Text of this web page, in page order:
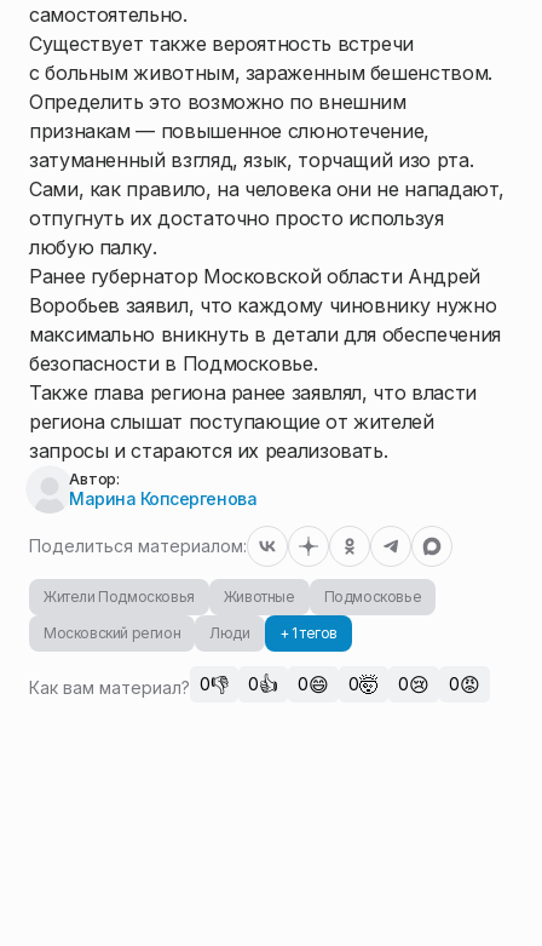
самостоятельно.
Существует также вероятность встречи
с больным животным, зараженным бешенством.
Определить это возможно по внешним
признакам — повышенное слюнотечение,
затуманенный взгляд, язык, торчащий изо рта.
Сами, как правило, на человека они не нападают,
отпугнуть их достаточно просто используя
любую палку.
Ранее губернатор Московской области Андрей
Воробьев заявил, что каждому чиновнику нужно
максимально вникнуть в детали для обеспечения
безопасности в Подмосковье.
Также глава региона ранее заявлял, что власти
региона слышат поступающие от жителей
запросы и стараются их реализовать.
Автор:
Марина Копсергенова
Поделиться материалом:
Жители Подмосковья Животные
Подмосковье
Московский регион
Люди + 1 тегов
Как вам материал? 0👎 0👍 0😄 0🤯 0😢 0😡